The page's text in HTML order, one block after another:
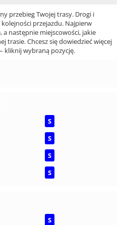
przebieg Twojej trasy. Drogi i
przejazdu. Najpierw
następnie miejscowości, jakie
trasie. Chcesz się dowiedzieć więcej
kliknij wybraną pozycję.
S
S
S
S
S